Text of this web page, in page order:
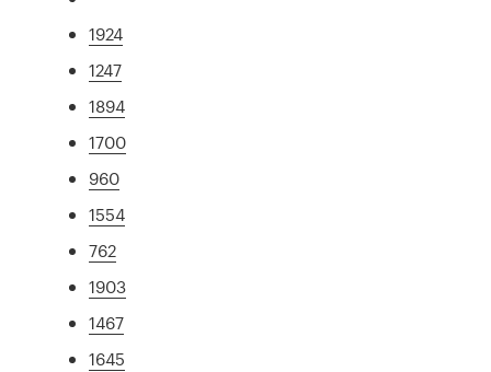
1924
1247
1894
1700
960
1554
762
1903
1467
1645